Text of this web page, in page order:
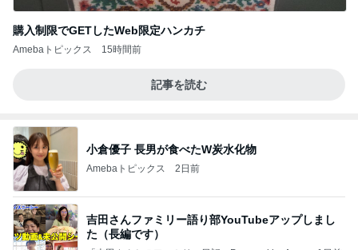
購入制限でGETしたWeb限定ハンカチ
Amebaトピックス 15時間前
記事を読む
小倉優子 長男が食べたW炭水化物
Amebaトピックス 2日前
吉田さんファミリー語り部YouTubeアップしまし
た（長編です）